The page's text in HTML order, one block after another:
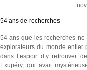
54 ans de recherches
54 ans que les recherches
explorateurs du monde entier
dans l’espoir d’y retrouver
Exupéry, qui avait